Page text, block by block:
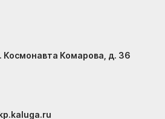
Космонавта Комарова, д. 36